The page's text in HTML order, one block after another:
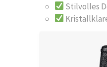
Stilvolles